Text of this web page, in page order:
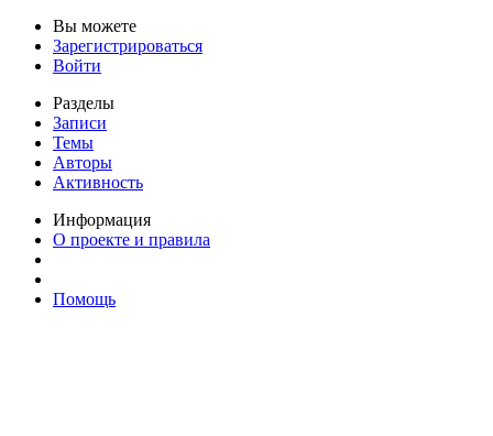
Вы можете
Зарегистрироваться
Войти
Разделы
Записи
Темы
Авторы
Активность
Информация
О проекте и правила
Помощь